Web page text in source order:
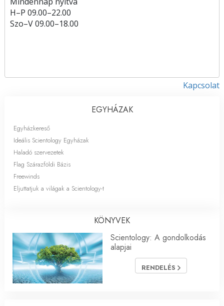
H–P 09.00–22.00
Szo–V09.00–18.00
Kapcsolat
EGYHÁZAK
Egyházkereső
Ideális Scientology Egyházak
Haladó szervezetek
Flag Szárazföldi Bázis
Freewinds
Eljuttatjuk a világak a Scientology-t
KÖNYVEK
Scientology: A gondolkodás
alapjai
RENDELÉS